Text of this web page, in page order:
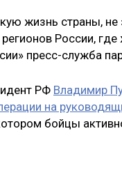
жизнь страны,
России, где
пресс-служба
РФ Владимир
на
бойцы